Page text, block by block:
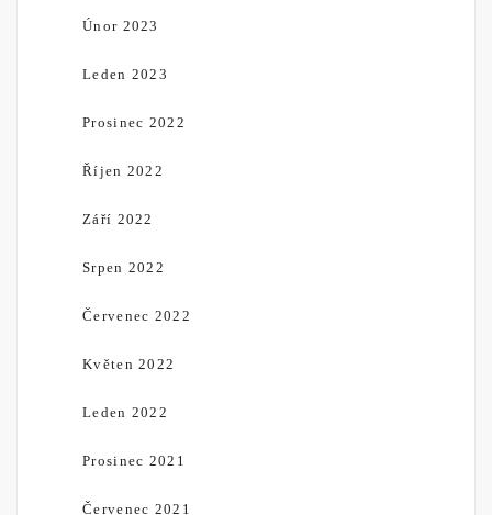
Únor 2023
Leden 2023
Prosinec 2022
Říjen 2022
Září 2022
Srpen 2022
Červenec 2022
Květen 2022
Leden 2022
Prosinec 2021
Červenec 2021